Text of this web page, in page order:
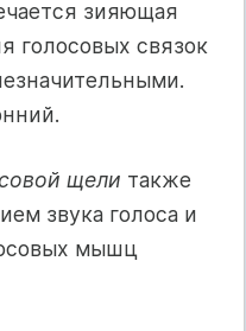
зияющая
голосовых связок
щели также
звука голоса и
мышц